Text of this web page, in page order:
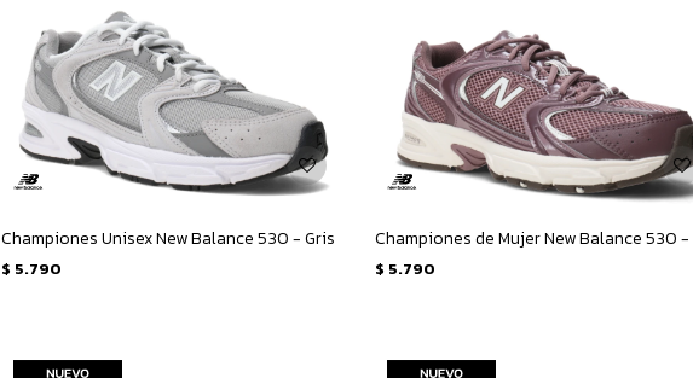
Championes Unisex New Balance 530 - Gris
$ 5.790 $ 5.790